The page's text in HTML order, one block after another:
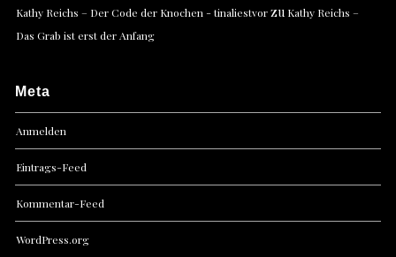
Kathy Reichs – Der Code der Knochen - tinaliestvorzu Kathy Reichs –
Das Grab ist erst der Anfang
Meta
Anmelden
Eintrags-Feed
Kommentar-Feed
WordPress.org